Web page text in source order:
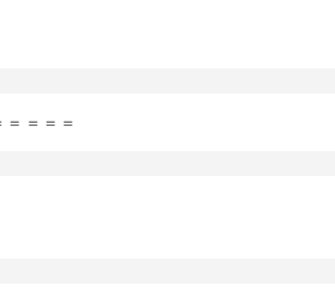
＝＝＝＝